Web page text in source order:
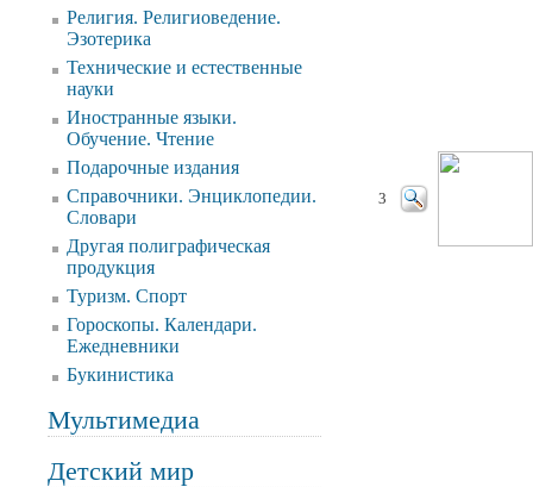
Религия. Религиоведение.
Эзотерика
Технические и естественные
науки
Иностранные языки.
Обучение. Чтение
Подарочные издания
Справочники. Энциклопедии.
Словари
Другая полиграфическая
продукция
Туризм. Спорт
Гороскопы. Календари.
Ежедневники
Букинистика
Мультимедиа
Детский мир
3